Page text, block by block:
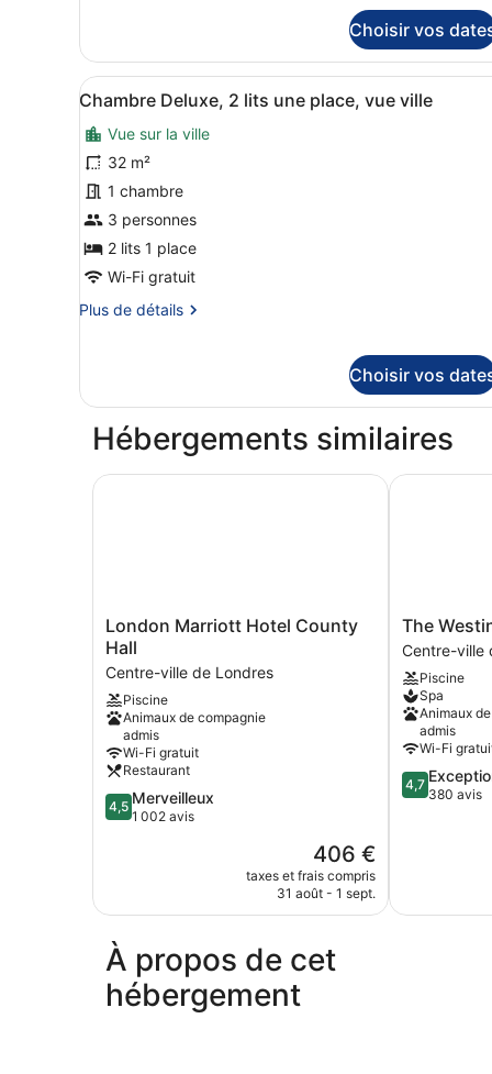
le
type
de
Suite
(Westminster)
Choisir vos
Afficher
toutes
les
photos
pour
ce
type
de
chambre :
Chambre
lits
une
place,
ville
Une chambre d’hôtel avec
5
Chambre Deluxe, 2 lits une place, vue ville
Vue sur la ville
32 m²
1 chambre
3 personnes
2 lits 1 place
Wi-Fi gratuit
Plus de détails
Plus
type
de
chambre
Deluxe,
Choisir vos
Hébergements similaires
London
Marriott
Hotel
County
Hall
Centre-
ville
de
Londres
London Marriott Hotel County
Hall
Centre-ville de Londres
Piscine
Animaux de compagnie
admis
Wi-Fi gratuit
Restaurant
4.5
sur
4,5 Merveilleux
1 002 avis
Le
nouveau
prix
406 €
406 €
taxes et frais compris
31 août - 1 sept.
London Marriott Hotel County Hall
The
Westin
London
City
Centre-
ville
de
Londres
The
Centre-ville
Piscine
Spa
Animaux
admis
Wi-Fi
4.7
sur
4,7
380 avis
The Westin
À propos de cet
hébergement